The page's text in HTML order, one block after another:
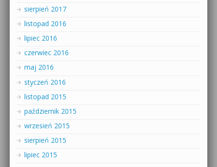
sierpień 2017
listopad 2016
lipiec 2016
czerwiec 2016
maj 2016
styczeń 2016
listopad 2015
październik 2015
wrzesień 2015
sierpień 2015
lipiec 2015